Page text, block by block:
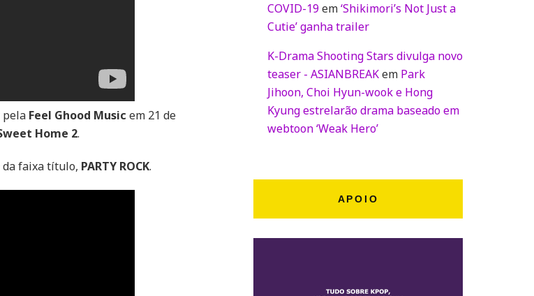
pela Feel Ghood Music em 21 de
Home 2.
da faixa título, PARTY ROCK.
COVID-19em‘Shikimori’s Not Just a
Cutie’ ganha trailer
K-Drama Shooting Stars divulga novo
teaser - ASIANBREAKem Park
Jihoon, Choi Hyun-wook e Hong
Kyung estrelarão drama baseado em
webtoon ‘Weak Hero’
APOIO